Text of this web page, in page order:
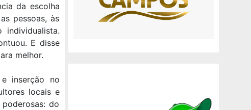
da escolha
pessoas, às
individualista.
E disse
melhor.
inserção no
locais e
do